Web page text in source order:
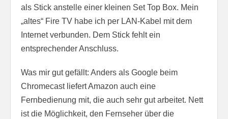
als Stick anstelle einer kleinen Set Top Box. Mein
„altes“ Fire TV habe ich per LAN-Kabel mit dem
Internet verbunden. Dem Stick fehlt ein
entsprechender Anschluss.
Was mir gut gefällt: Anders als Google beim
Chromecast liefert Amazon auch eine
Fernbedienung mit, die auch sehr gut arbeitet. Nett
ist die Möglichkeit, den Fernseher über die